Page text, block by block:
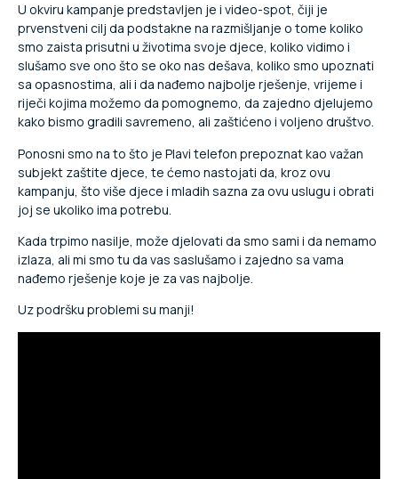
U okviru kampanje predstavljen je i video-spot, čiji je
prvenstveni cilj da podstakne na razmišljanje o tome koliko
smo zaista prisutni u životima svoje djece, koliko vidimo i
slušamo sve ono što se oko nas dešava, koliko smo upoznati
sa opasnostima, ali i da nađemo najbolje rješenje, vrijeme i
riječi kojima možemo da pomognemo, da zajedno djelujemo
kako bismo gradili savremeno, ali zaštićeno i voljeno društvo.
Ponosni smo na to što je Plavi telefon prepoznat kao važan
subjekt zaštite djece, te ćemo nastojati da, kroz ovu
kampanju, što više djece i mladih sazna za ovu uslugu i obrati
joj se ukoliko ima potrebu.
Kada trpimo nasilje, može djelovati da smo sami i da nemamo
izlaza, ali mi smo tu da vas saslušamo i zajedno sa vama
nađemo rješenje koje je za vas najbolje.
Uz podršku problemi su manji!